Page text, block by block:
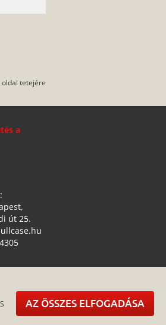
oldal tetejére
a
út 25.
AZ ÖSSZES ELFOGADÁSA